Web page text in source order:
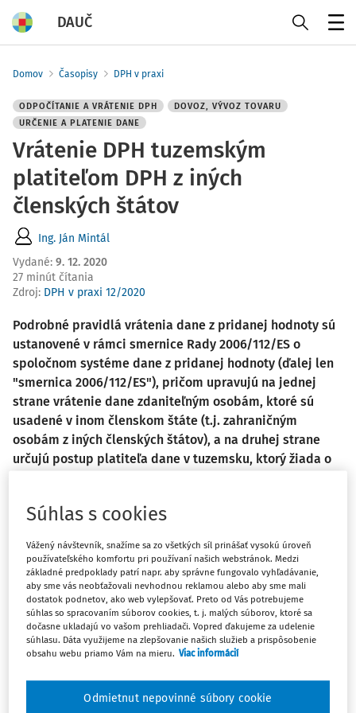
DAUČ
Domov Časopisy DPH v praxi
ODPOČÍTANIE A VRÁTENIE DPH
DOVOZ, VÝVOZ TOVARU
URČENIE A PLATENIE DANE
Vrátenie DPH tuzemským
platiteľom DPH z iných
členských štátov
Ing. Ján Mintál
Vydané: 9. 12. 2020
27 minút čítania
Zdroj: DPH v praxi 12/2020
Podrobné pravidlá vrátenia dane z pridanej hodnoty sú
ustanovené v rámci smernice Rady 2006/112/ES o
spoločnom systéme dane z pridanej hodnoty (ďalej len
"smernica 2006/112/ES"), pričom upravujú na jednej
strane vrátenie dane zdaniteľným osobám, ktoré sú
usadené v inom členskom štáte (t.j. zahraničným
osobám z iných členských štátov), a na druhej strane
určujú postup platiteľa dane v tuzemsku, ktorý žiada o
ktorý bol dovezený do iného členského štátu.
Podmienky spolupráce medzi daňovými orgánmi členského štátu
usadenia a členského štátu vrátenia dane upravuje nariadenie Rady
(EÚ) č. 904/2010 o administratívnej spolupráci a boji proti podvodom
v oblasti dane z pridanej hodnoty, ktoré stanovuje okrem iného
pravidlá a postupy umožňujúce výmenu a uchovávanie informácií
elektronickými prostriedkami v súvislosti s vrátením dane zdaniteľným
osobám.
Súhlas s cookies
Vážený návštevník, snažíme sa zo všetkých síl prinášať vysokú úroveň
používateľského komfortu pri používaní našich webstránok. Medzi
základné predpoklady patrí napr. aby správne fungovalo vyhľadávanie,
aby sme vás neobťažovali nevhodnou reklamou alebo aby sme mali
dostatok podnetov, ako web vylepšovať. Preto od Vás potrebujeme
súhlas so spracovaním súborov cookies, t. j. malých súborov, ktoré sa
dočasne ukladajú vo vašom prehliadači. Vopred ďakujeme za udelenie
súhlasu. Dáta využijeme na zlepšovanie našich služieb a prispôsobenie
obsahu webu priamo Vám na mieru. Viac informácií
Odmietnut nepovinné súbory cookie